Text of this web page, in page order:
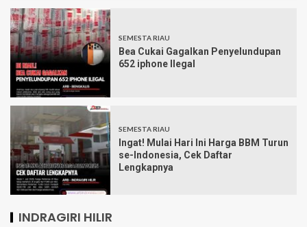
SEMESTA RIAU
Bea Cukai Gagalkan Penyelundupan
652 iphone Ilegal
SEMESTA RIAU
Ingat! Mulai Hari Ini Harga BBM Turun
se-Indonesia, Cek Daftar
Lengkapnya
INDRAGIRI HILIR